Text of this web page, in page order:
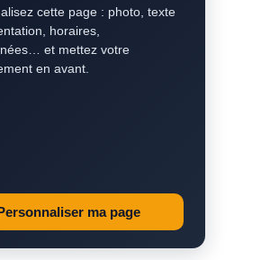
cette page : photo, texte
horaires,
et mettez votre
en avant.
ma page